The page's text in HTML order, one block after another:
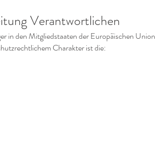
Verantwortlichen
in den Mitgliedstaaten der Europäischen Union
Charakter ist die: